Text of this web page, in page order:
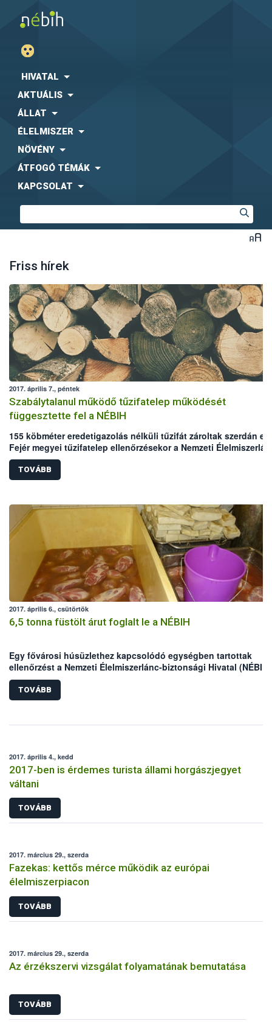
HIVATAL
AKTUÁLIS
ÁLLAT
ÉLELMISZER
NÖVÉNY
ÁTFOGÓ TÉMÁK
KAPCSOLAT
Friss hírek
2017. április 7., péntek
Szabálytalanul működő tűzifatelep működését
függesztette fel a NÉBIH
155 köbméter eredetigazolás nélküli tűzifát zároltak szerdán
Fejér megyei tűzifatelep ellenőrzésekor a Nemzeti
biztonsági Hivatal (NÉBIH) ellenőrei. A vizsgálat során a
kereskedelmi és reklám tevékenységének tiltására is sor került
jogszerű működéshez szükséges feltételek megteremtéséig.
TOVÁBB
2017. április 6., csütörtök
6,5 tonna füstölt árut foglalt le a NÉBIH
Egy fővárosi húsüzlethez kapcsolódó egységben tartottak
ellenőrzést a Nemzeti Élelmiszerlánc-biztonsági Hivatal (NÉBIH)
szakemberei. A helyszínen mintegy 6,5 tonna nem nyomon
követhető terméket foglaltak le az ellenőrök, valamint – többek
között higiéniai problémák miatt – felfüggesztették az egység
TOVÁBB
2017. április 4., kedd
2017-ben is érdemes turista állami horgászjegyet
váltani
TOVÁBB
2017. március 29., szerda
Fazekas: kettős mérce működik az európai
élelmiszerpiacon
TOVÁBB
2017. március 29., szerda
Az érzékszervi vizsgálat folyamatának bemutatása
TOVÁBB